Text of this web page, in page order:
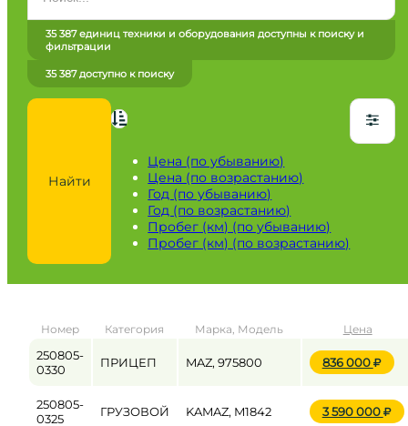
Марка
Все марки
Город / регион
от до
Пробег / Наработка
Цена
Найти
Цена (по убыванию)
Цена (по возрастанию)
Год (по убыванию)
Год (по возрастанию)
Пробег (км) (по убыванию)
Пробег (км) (по возрастанию)
35 387 единиц техники и оборудования доступны к поиску и
фильтрации
35 387 доступно к поиску
Номер Категория Марка, Модель Цена
250805-
0330
ПРИЦЕП MAZ, 975800 836 000
250805-
0325
ГРУЗОВОЙ KAMAZ, M1842 3 590 000